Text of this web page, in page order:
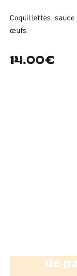
Coquillettes,
œufs.
14.00€
de